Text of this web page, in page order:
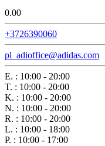
0.00
+3726390060
pl_adioffice@adidas.com
E. : 10:00 - 20:00
T. : 10:00 - 20:00
K. : 10:00 - 20:00
N. : 10:00 - 20:00
R. : 10:00 - 20:00
L. : 10:00 - 18:00
P. : 10:00 - 17:00